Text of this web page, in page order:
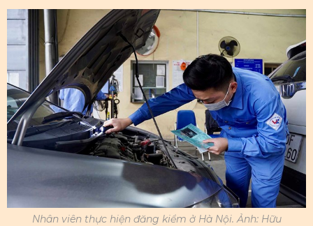
Nhân viên thực hiện đăng kiểm ở Hà Nội. Ảnh: Hữu